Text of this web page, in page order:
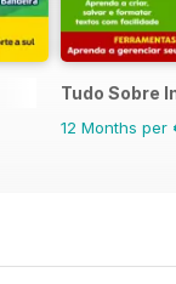
Tudo Sobre
12 Months per